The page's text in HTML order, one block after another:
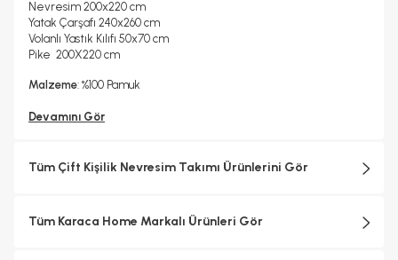
Nevresim 200x220 cm
Yatak Çarşafı 240x260 cm
Volanlı Yastık Kılıfı 50x70 cm
Pike 200X220 cm
Malzeme: %100 Pamuk
Devamını Gör
Tüm Çift Kişilik Nevresim Takımı Ürünlerini Gör
Tüm Karaca Home Markalı Ürünleri Gör